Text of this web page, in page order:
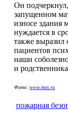
Он
запущенном
износе здания
нуждается в
также выразил
пациентов
наши
и
Фото: www.mos.ru
пожарная